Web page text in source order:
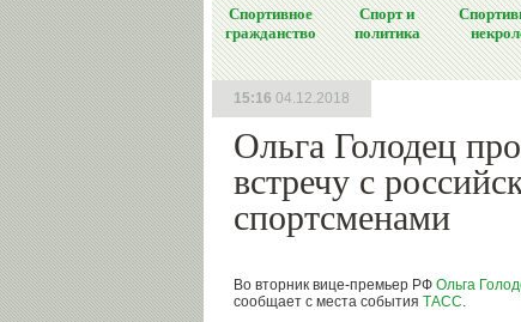
Спортивное
гражданство
Спорт и
политика
Ольга Голодец
встречу с
спортсменами
15:16 04.12.2018
Во вторник вице-премьер РФ Ольга
сообщает с места события ТАСС.